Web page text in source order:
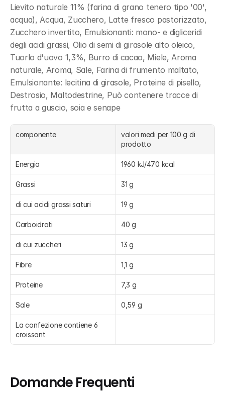
Lievito naturale 11% (farina di grano tenero tipo '00',
acqua), Acqua, Zucchero, Latte fresco pastorizzato,
Zucchero invertito, Emulsionanti: mono- e digliceridi
degli acidi grassi, Olio di semi di girasole alto oleico,
Tuorlo d'uovo 1,3%, Burro di cacao, Miele, Aroma
naturale, Aroma, Sale, Farina di frumento maltato,
Emulsionante: lecitina di girasole, Proteine di pisello,
Destrosio, Maltodestrine, Può contenere tracce di
frutta a guscio, soia e senape
componente
valori medi per 100 g di
prodotto
Energia 1960 kJ/470 kcal
Grassi 31 g
di cui acidi grassi saturi 19 g
Carboidrati 40 g
di cui zuccheri 13 g
Fibre 1,1 g
Proteine 7,3 g
Sale 0,59 g
La confezione contiene 6
croissant
Domande Frequenti